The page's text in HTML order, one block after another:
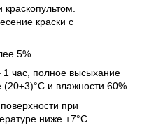
краски с
5%.
час, полное высыхание
(20±3)°С и влажности 60%.
при
ниже +7°С.